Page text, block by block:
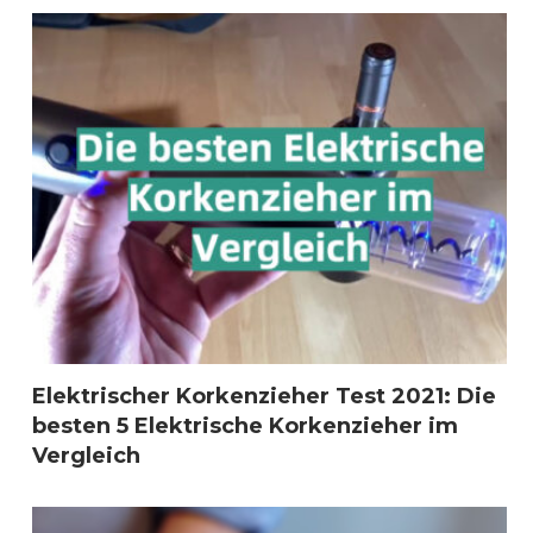
Elektrischer Korkenzieher Test 2021: Die
besten 5 Elektrische Korkenzieher im
Vergleich